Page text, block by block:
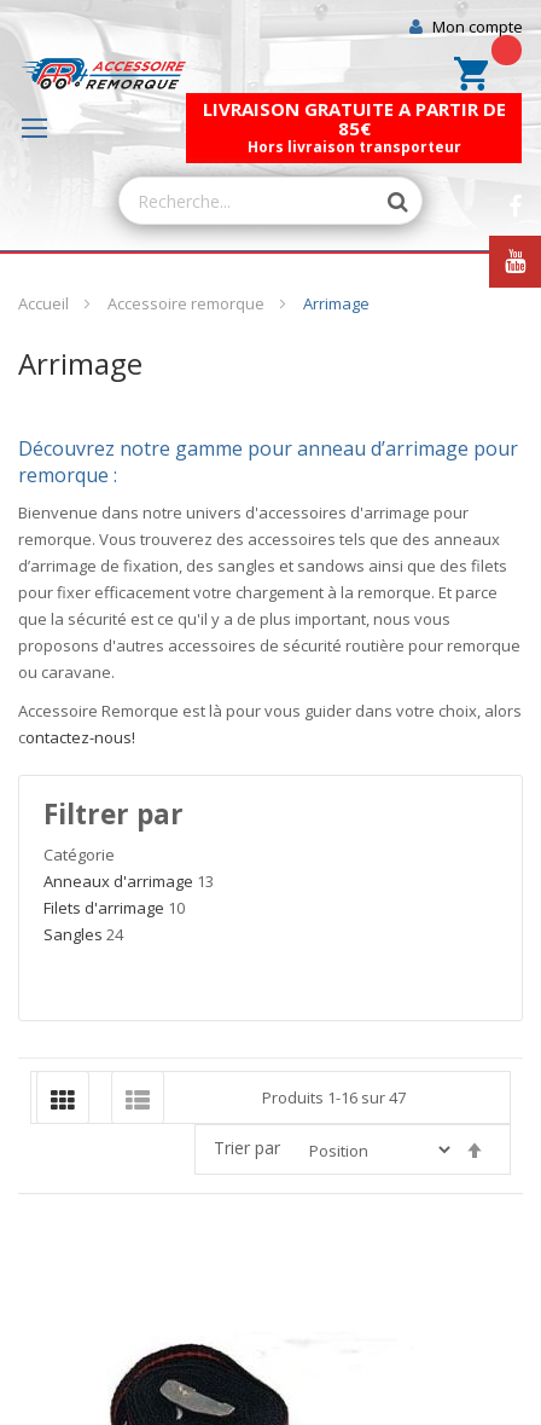
Mon compte
Mon
LIVRAISON GRATUITE A PARTIR DE
85€
Hors livraison transporteur
Accueil Accessoire remorque Arrimage
Arrimage
Découvrez notre gamme pour anneau d’arrimage pour
remorque :
Bienvenue dans notre univers d'accessoires d'arrimage pour
remorque. Vous trouverez des accessoires tels que des anneaux
d’arrimage de fixation, des sangles et sandows ainsi que des filets
pour fixer efficacement votre chargement à la remorque. Et parce
que la sécurité est ce qu'il y a de plus important, nous vous
proposons d'autres accessoires de sécurité routière pour remorque
ou caravane.
Accessoire Remorque est là pour vous guider dans votre choix, alors
contactez-nous!
Filtrer par
Catégorie
Anneaux d'arrimage 13
Filets d'arrimage 10
Sangles 24
Produits 1-16 sur47
Trier par
ordre